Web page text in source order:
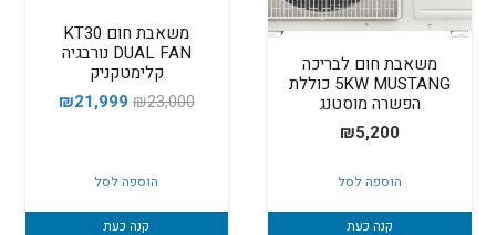
משאבת חום לבריכה
5KW MUSTANG כוללת
הפשרה מוסטנג
₪5,200
הוספה לסל
קנה כעת
משאבת חום KT30
DUAL FAN נורבגיה
קלימטקניק
₪23,000
המחיר
₪23,000.
₪21,999
הוספה לסל
קנה כעת